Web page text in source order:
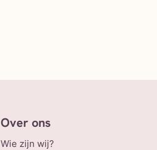
Over ons
Wie zijn wij?